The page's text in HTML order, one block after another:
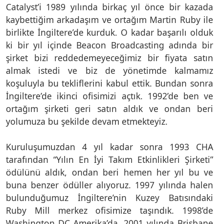
Catalyst’i 1989 yılında birkaç yıl önce bir kazada
kaybettiğim arkadaşım ve ortağım Martin Ruby ile
birlikte İngiltere’de kurduk. O kadar başarılı olduk
ki bir yıl içinde Beacon Broadcasting adında bir
şirket bizi reddedemeyeceğimiz bir fiyata satın
almak istedi ve biz de yönetimde kalmamız
koşuluyla bu tekliflerini kabul ettik. Bundan sonra
İngiltere’de ikinci ofisimizi açtık. 1992’de ben ve
ortağım şirketi geri satın aldık ve ondan beri
yolumuza bu şekilde devam etmekteyiz.
Kuruluşumuzdan 4 yıl kadar sonra 1993 CHA
tarafından “Yılın En İyi Takım Etkinlikleri Şirketi”
ödülünü aldık, ondan beri hemen her yıl bu ve
buna benzer ödüller alıyoruz. 1997 yılında halen
bulunduğumuz İngiltere’nin Kuzey Batısındaki
Ruby Mill merkez ofisimize taşındık. 1998’de